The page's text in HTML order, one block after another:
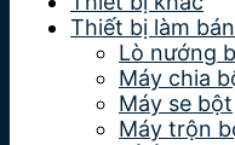
Thiết bị làm
Lò nướng
Máy chia
Máy se bột
Máy trộn